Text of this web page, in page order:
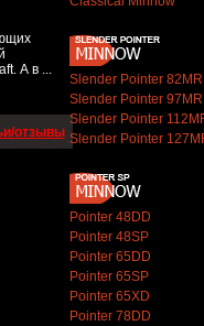
А в ...
отзывы
Slender Pointer 82MR
Slender Pointer 97MR
Slender Pointer
Slender Pointer
Pointer 48DD
Pointer 48SP
Pointer 65DD
Pointer 65SP
Pointer 65XD
Pointer 78DD